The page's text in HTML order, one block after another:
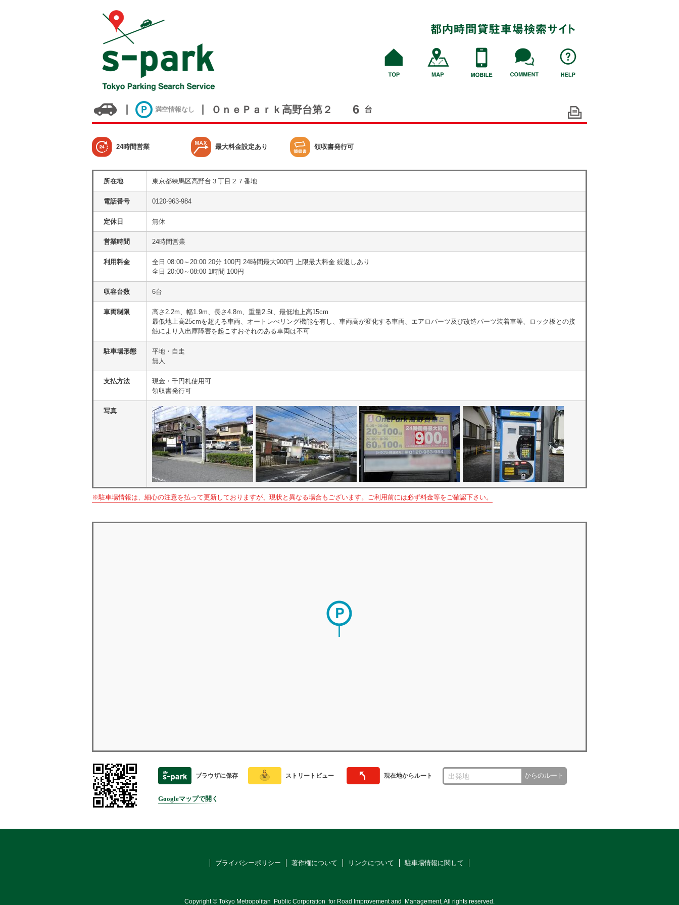
満空情報なし ＯｎｅＰａｒｋ高野台第２ 6 台
24時間営業 最大料金設定あり 領収書発行可
所在地 東京都練馬区高野台３丁目２７番地
電話番号 0120-963-984
定休日 無休
営業時間 24時間営業
利用料金
全日 08:00～20:00 20分 100円 24時間最大900円 上限最大料金 繰返しあり
全日 20:00～08:00 1時間 100円
収容台数 6台
車両制限
高さ2.2m、幅1.9m、長さ4.8m、重量2.5t、最低地上高15cm
最低地上高25cmを超える車両、オートレべリング機能を有し、車両高が変化する車両、エアロパーツ及び改造パーツ装着車等、ロック板との接
触により入出庫障害を起こすおそれのある車両は不可
駐車場形態
平地・自走
無人
支払方法
現金・千円札使用可
領収書発行可
写真
※駐車場情報は、細心の注意を払って更新しておりますが、現状と異なる場合もございます。ご利用前には必ず料金等をご確認下さい。
ブラウザに保存 ストリートビュー 現在地からルート からのルート
Googleマップで開く
プライバシーポリシー 著作権について リンクについて 駐車場情報に関して
Copyright © Tokyo Metropolitan Public Corporation for Road Improvement and Management, All rights reserved.